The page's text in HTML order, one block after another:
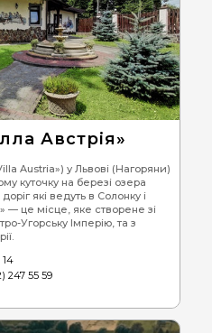
Австрія»
Austria») у Львові (Нагоряни)
куточку на березі озера
які ведуть в Солонку і
— це місце, яке створене зі
Угорську Імперію, та з
247 55 59